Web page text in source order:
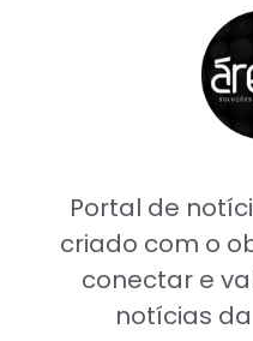
Portal de
criado com o
conectar e
notícias